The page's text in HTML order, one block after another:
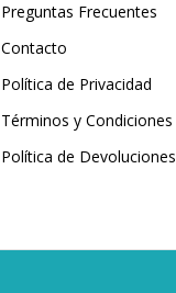
Preguntas Frecuentes
Contacto
Política de Privacidad
Términos y Condiciones
Política de Devoluciones